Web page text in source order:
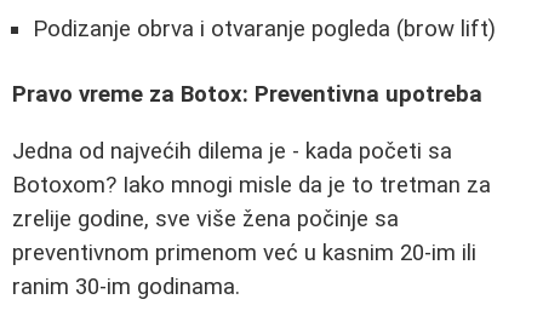
Podizanje obrva i otvaranje pogleda (brow lift)
Pravo vreme za Botox: Preventivna upotreba
Jedna od najvećih dilema je - kada početi sa
Botoxom? Iako mnogi misle da je to tretman za
zrelije godine, sve više žena počinje sa
preventivnom primenom već u kasnim 20-im ili
ranim 30-im godinama.